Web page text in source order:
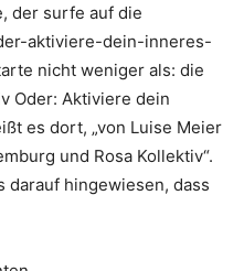
der surfe auf die
aktiviere-dein-inneres-
nicht weniger als: die
Oder: Aktiviere dein
es dort, „von Luise Meier
und Rosa Kollektiv“.
hingewiesen, dass